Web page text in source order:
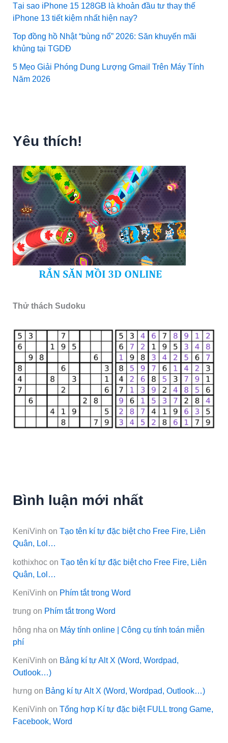
Tại sao iPhone 15 128GB là khoản đầu tư thay thế
iPhone 13 tiết kiệm nhất hiện nay?
Top đồng hồ Nhật “bùng nổ” 2026: Săn khuyến mãi
khủng tại TGDĐ
5 Mẹo Giải Phóng Dung Lượng Gmail Trên Máy Tính
Năm 2026
Yêu thích!
Thử thách Sudoku
Bình luận mới nhất
KeniVinh onTạo tên kí tự đặc biệt cho Free Fire, Liên
Quân, Lol…
kothixhoc onTạo tên kí tự đặc biệt cho Free Fire, Liên
Quân, Lol…
KeniVinh on Phím tắt trong Word
trung on Phím tắt trong Word
hông nha on Máy tính online | Công cụ tính toán miễn
phí
KeniVinh on Bảng kí tự Alt X (Word, Wordpad,
Outlook…)
hưng on Bảng kí tự Alt X (Word, Wordpad, Outlook…)
KeniVinh onTổng hợp Kí tự đặc biệt FULL trong Game,
Facebook, Word